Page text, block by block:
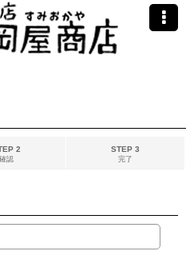
2
確認
STEP 3
完了